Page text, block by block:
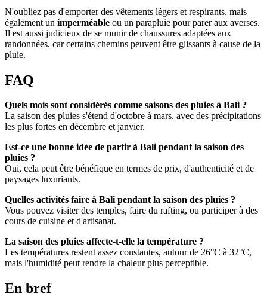
N'oubliez pas d'emporter des vêtements légers et respirants, mais
également un imperméable ou un parapluie pour parer aux averses.
Il est aussi judicieux de se munir de chaussures adaptées aux
randonnées, car certains chemins peuvent être glissants à cause de la
pluie.
FAQ
Quels mois sont considérés comme saisons des pluies à Bali ?
La saison des pluies s'étend d'octobre à mars, avec des précipitations
les plus fortes en décembre et janvier.
Est-ce une bonne idée de partir à Bali pendant la saison des
pluies ?
Oui, cela peut être bénéfique en termes de prix, d'authenticité et de
paysages luxuriants.
Quelles activités faire à Bali pendant la saison des pluies ?
Vous pouvez visiter des temples, faire du rafting, ou participer à des
cours de cuisine et d'artisanat.
La saison des pluies affecte-t-elle la température ?
Les températures restent assez constantes, autour de 26°C à 32°C,
mais l'humidité peut rendre la chaleur plus perceptible.
En bref